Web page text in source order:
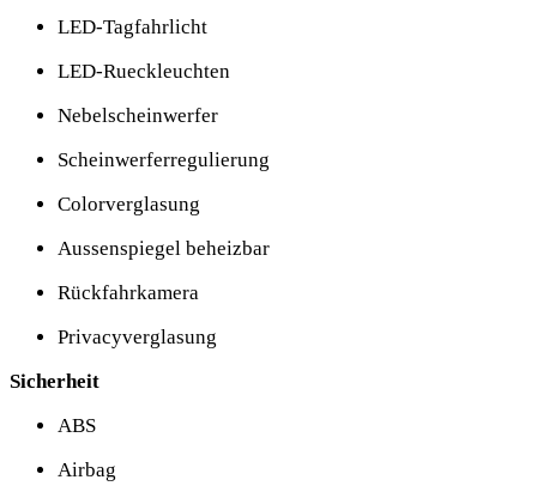
LED-Tagfahrlicht
LED-Rueckleuchten
Nebelscheinwerfer
Scheinwerferregulierung
Colorverglasung
Aussenspiegel beheizbar
Rückfahrkamera
Privacyverglasung
Sicherheit
ABS
Airbag